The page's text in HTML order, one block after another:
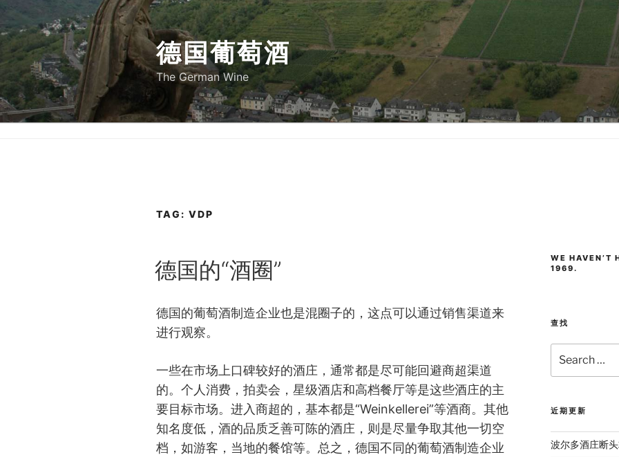
Skip
to
content
德国葡萄酒
The German Wine
TAG: VDP
ON
德国的“酒圈”
德国的葡萄酒制造企业也是混圈子的，这点可以通过销售渠道来
进行观察。
一些在市场上口碑较好的酒庄，通常都是尽可能回避商超渠道
的。个人消费，拍卖会，星级酒店和高档餐厅等是这些酒庄的主
要目标市场。进入商超的，基本都是“Weinkellerei”等酒商。其他
知名度低，酒的品质乏善可陈的酒庄，则是尽量争取其他一切空
档，如游客，当地的餐馆等。总之，德国不同的葡萄酒制造企业
WE HAVEN’T
1969.
查找
for:
近期更新
波尔多酒庄断